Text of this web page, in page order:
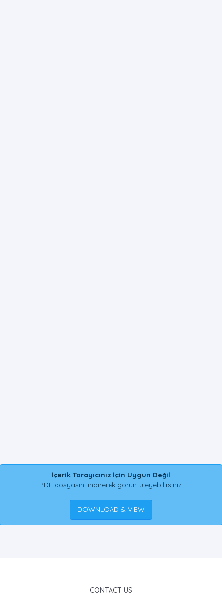
İçerik Tarayıcınız İçin Uygun Değil
PDF dosyasını indirerek görüntüleyebilirsiniz.
DOWNLOAD & VIEW
CONTACT US